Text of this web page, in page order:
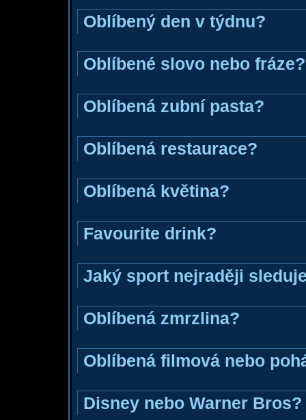
Oblíbený den v týdnu?
Oblíbené slovo nebo fráze?
Oblíbená zubní pasta?
Oblíbená restaurace?
Oblíbená květina?
Favourite drink?
Jaký sport nejraději
Oblíbená zmrzlina?
Oblíbená filmová nebo
Disney nebo Warner Bros?